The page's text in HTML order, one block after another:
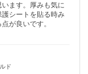
ます。厚みも気に
シートを貼る時み
ド